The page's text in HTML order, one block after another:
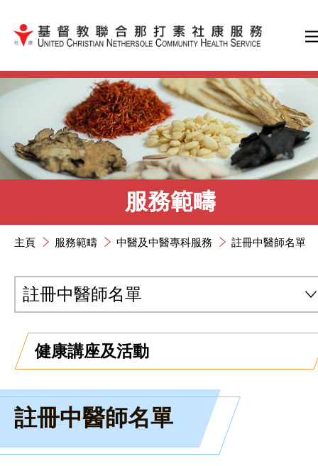
跳到內容（按輸入鍵）
服務範疇
主頁 服務範疇 中醫及中醫專科服務 註冊中醫師名單
註冊中醫師名單
健康講座及活動
註冊中醫師名單